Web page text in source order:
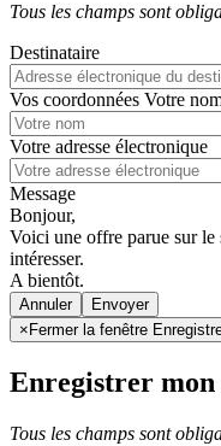
Tous les champs sont
Destinataire
Vos coordonnées Votre
Votre adresse électronique
Message
Bonjour,
Voici une offre parue sur
intéresser.
A bientôt.
Annuler
× Fermer la fenêtre
Enregistrer mon
Tous les champs sont